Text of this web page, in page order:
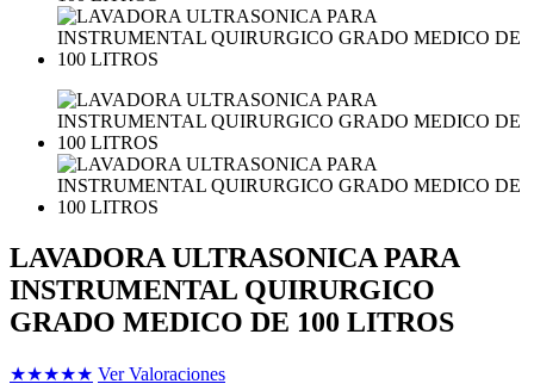
LAVADORA ULTRASONICA PARA
INSTRUMENTAL QUIRURGICO
GRADO MEDICO DE 100 LITROS
★★★★★ Ver Valoraciones